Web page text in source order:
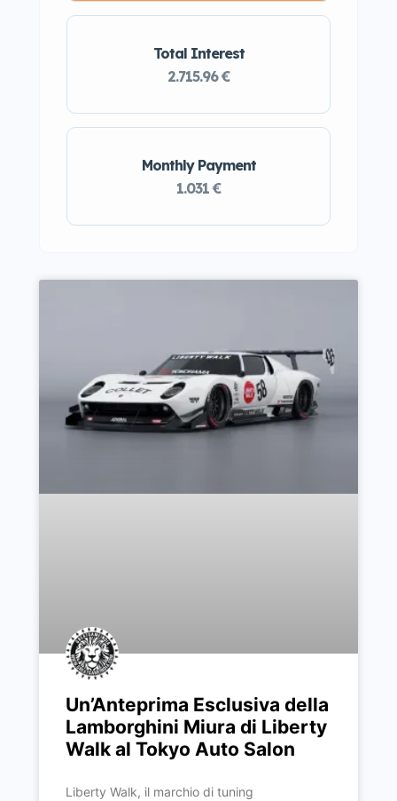
Monthly Payment
1.031 €
Total Interest
2.715.96 €
Un’Anteprima Esclusiva della
Lamborghini Miura di Liberty
Walk al Tokyo Auto Salon
Liberty Walk, il marchio di tuning